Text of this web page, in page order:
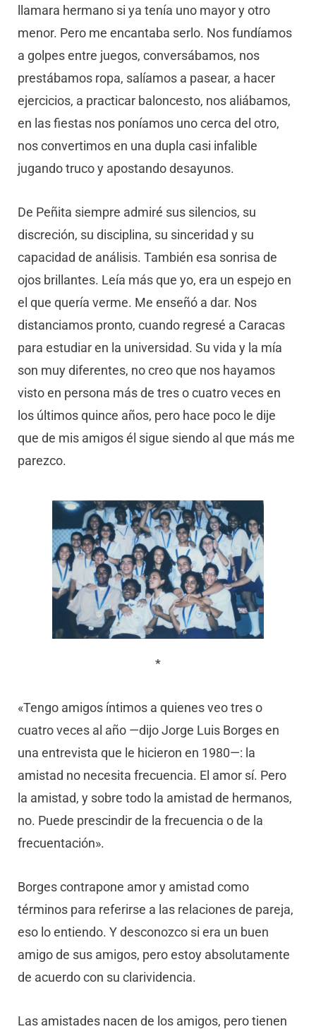
llamara hermano si ya tenía uno mayor y otro
menor. Pero me encantaba serlo. Nos fundíamos
a golpes entre juegos, conversábamos, nos
prestábamos ropa, salíamos a pasear, a hacer
ejercicios, a practicar baloncesto, nos aliábamos,
en las fiestas nos poníamos uno cerca del otro,
nos convertimos en una dupla casi infalible
jugando truco y apostando desayunos.
De Peñita siempre admiré sus silencios, su
discreción, su disciplina, su sinceridad y su
capacidad de análisis. También esa sonrisa de
ojos brillantes. Leía más que yo, era un espejo en
el que quería verme. Me enseñó a dar. Nos
distanciamos pronto, cuando regresé a Caracas
para estudiar en la universidad. Su vida y la mía
son muy diferentes, no creo que nos hayamos
visto en persona más de tres o cuatro veces en
los últimos quince años, pero hace poco le dije
que de mis amigos él sigue siendo al que más me
parezco.
*
«Tengo amigos íntimos a quienes veo tres o
cuatro veces al año —dijo Jorge Luis Borges en
una entrevista que le hicieron en 1980—: la
amistad no necesita frecuencia. El amor sí. Pero
la amistad, y sobre todo la amistad de hermanos,
no. Puede prescindir de la frecuencia o de la
frecuentación».
Borges contrapone amor y amistad como
términos para referirse a las relaciones de pareja,
eso lo entiendo. Y desconozco si era un buen
amigo de sus amigos, pero estoy absolutamente
de acuerdo con su clarividencia.
Las amistades nacen de los amigos, pero tienen